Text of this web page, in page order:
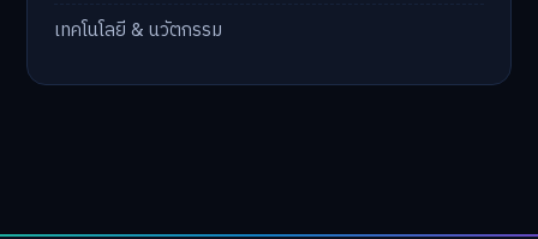
เทคโนโลยี & นวัตกรรม